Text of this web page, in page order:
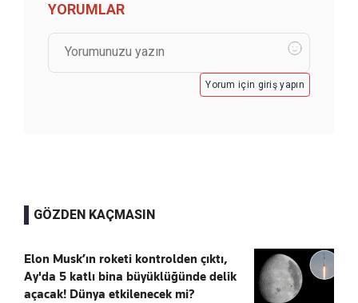
YORUMLAR
Yorum için giriş yapın
GÖZDEN KAÇMASIN
Elon Musk’ın roketi kontrolden çıktı,
Ay'da 5 katlı bina büyüklüğünde delik
açacak! Dünya etkilenecek mi?